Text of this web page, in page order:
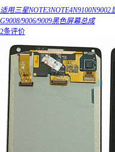
适用三星NOTE3NOTE4N9100N9002
G9008/9006/9009黑色屏幕总成
2条评价